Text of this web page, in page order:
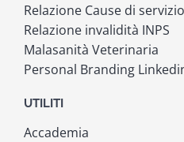
Relazione Cause di
Relazione invalidità INPS
Malasanità Veterinaria
Personal Branding
UTILITI
Accademia